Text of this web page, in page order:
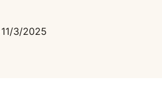
11/3/2025